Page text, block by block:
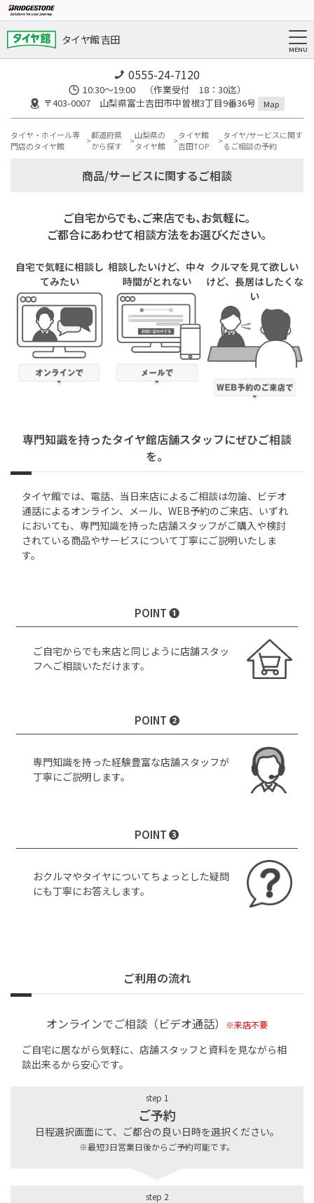
タイヤ館 吉田
0555-24-7120
10:30～19:00 （作業受付 18：30迄）
〒403-0007 山梨県富士吉田市中曽根3丁目9番36号
Map
タイヤ・ホイール専
門店のタイヤ館
都道府県
から探す
山梨県の
タイヤ館
タイヤ館
吉田TOP
タイヤ/サービスに関す
るご相談の予約
商品/サービスに関するご相談
ご自宅からでも、ご来店でも、お気軽に。
ご都合にあわせて相談方法をお選びください。
自宅で気軽に相談し
てみたい
相談したいけど、中々
時間がとれない
クルマを見て欲しい
けど、長居はしたくな
い
専門知識を持ったタイヤ館店舗スタッフにぜひご相談
を。
タイヤ館では、電話、当日来店によるご相談は勿論、ビデオ
通話によるオンライン、メール、WEB予約のご来店、いずれ
においても、専門知識を持った店舗スタッフがご購入や検討
されている商品やサービスについて丁寧にご説明いたしま
す。
POINT ❶
ご自宅からでも来店と同じように店舗スタッ
フへご相談いただけます。
POINT ❷
専門知識を持った経験豊富な店舗スタッフが
丁寧にご説明します。
POINT ❸
おクルマやタイヤについてちょっとした疑問
にも丁寧にお答えします。
ご利用の流れ
オンラインでご相談（ビデオ通話） ※来店不要
ご自宅に居ながら気軽に、店舗スタッフと資料を見ながら相
談出来るから安心です。
step 1
ご予約
日程選択画面にて、ご都合の良い日時を選択ください。
※最短3日営業日後からご予約可能です。
step 2